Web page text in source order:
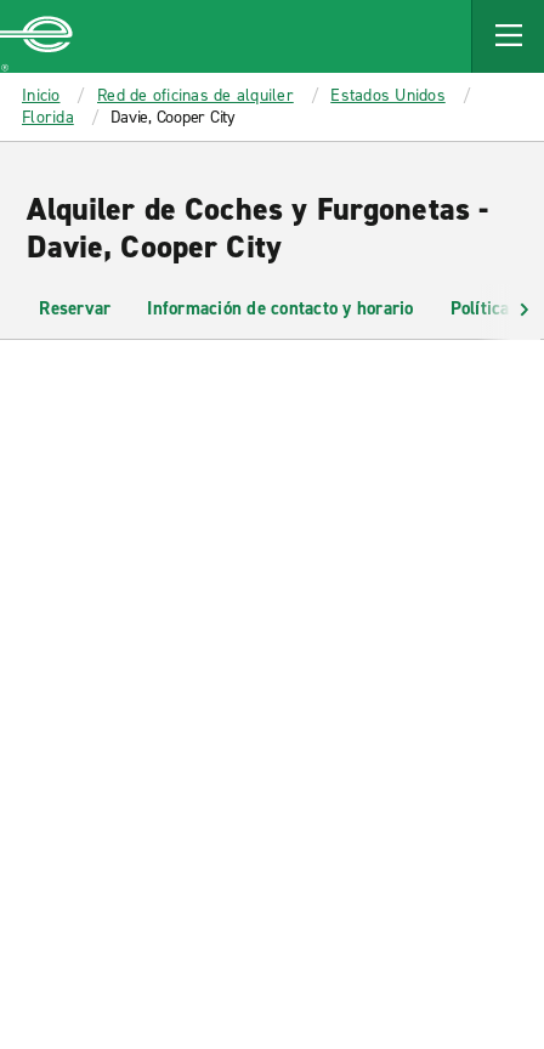
MAIN
CONTENT
Enterprise
Inicio Red de oficinas de alquiler
Estados Unidos
Florida
Davie, Cooper City
Alquiler de Coches y Furgonetas -
Davie, Cooper City
Reservar Información de contacto y horario Políticas